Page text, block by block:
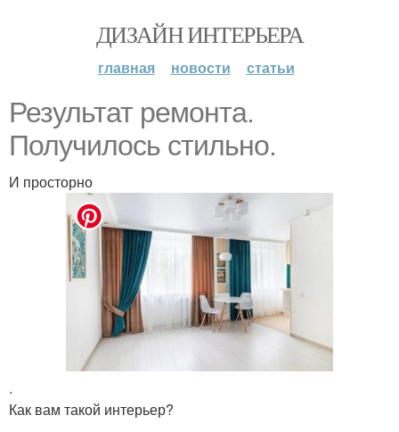
ДИЗАЙН ИНТЕРЬЕРА
главная новости статьи
Результат ремонта.
Получилось стильно.
И просторно
.
Как вам такой интерьер?